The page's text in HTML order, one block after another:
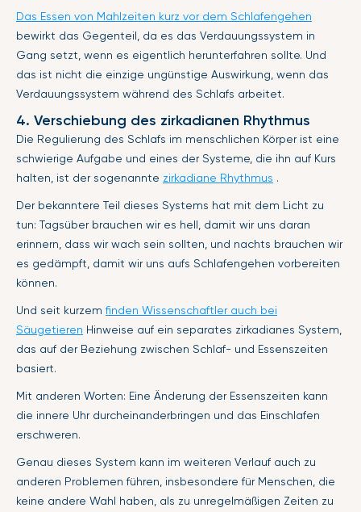
Das Essen von Mahlzeiten kurz vor dem Schlafengehen
bewirkt das Gegenteil, da es das Verdauungssystem in
Gang setzt, wenn es eigentlich herunterfahren sollte. Und
das ist nicht die einzige ungünstige Auswirkung, wenn das
Verdauungssystem während des Schlafs arbeitet.
4. Verschiebung des zirkadianen Rhythmus
Die Regulierung des Schlafs im menschlichen Körper ist eine
schwierige Aufgabe und eines der Systeme, die ihn auf Kurs
halten, ist der sogenannte zirkadiane Rhythmus .
Der bekanntere Teil dieses Systems hat mit dem Licht zu
tun: Tagsüber brauchen wir es hell, damit wir uns daran
erinnern, dass wir wach sein sollten, und nachts brauchen wir
es gedämpft, damit wir uns aufs Schlafengehen vorbereiten
können.
Und seit kurzemfinden Wissenschaftler auch bei
Säugetieren Hinweise auf ein separates zirkadianes System,
das auf der Beziehung zwischen Schlaf- und Essenszeiten
basiert.
Mit anderen Worten: Eine Änderung der Essenszeiten kann
die innere Uhr durcheinanderbringen und das Einschlafen
erschweren.
Genau dieses System kann im weiteren Verlauf auch zu
anderen Problemen führen, insbesondere für Menschen, die
keine andere Wahl haben, als zu unregelmäßigen Zeiten zu